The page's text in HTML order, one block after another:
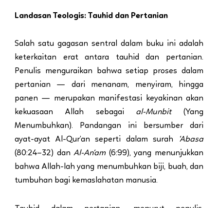
Landasan Teologis: Tauhid dan Pertanian
Salah satu gagasan sentral dalam buku ini adalah
keterkaitan erat antara tauhid dan pertanian.
Penulis menguraikan bahwa setiap proses dalam
pertanian — dari menanam, menyiram, hingga
panen — merupakan manifestasi keyakinan akan
kekuasaan Allah sebagai al-Munbit(Yang
Menumbuhkan). Pandangan ini bersumber dari
ayat-ayat Al-Qur’an seperti dalam surah
‘Abasa
(80:24–32) danAl-An‘am(6:99), yang menunjukkan
bahwa Allah-lah yang menumbuhkan biji, buah, dan
tumbuhan bagi kemaslahatan manusia.